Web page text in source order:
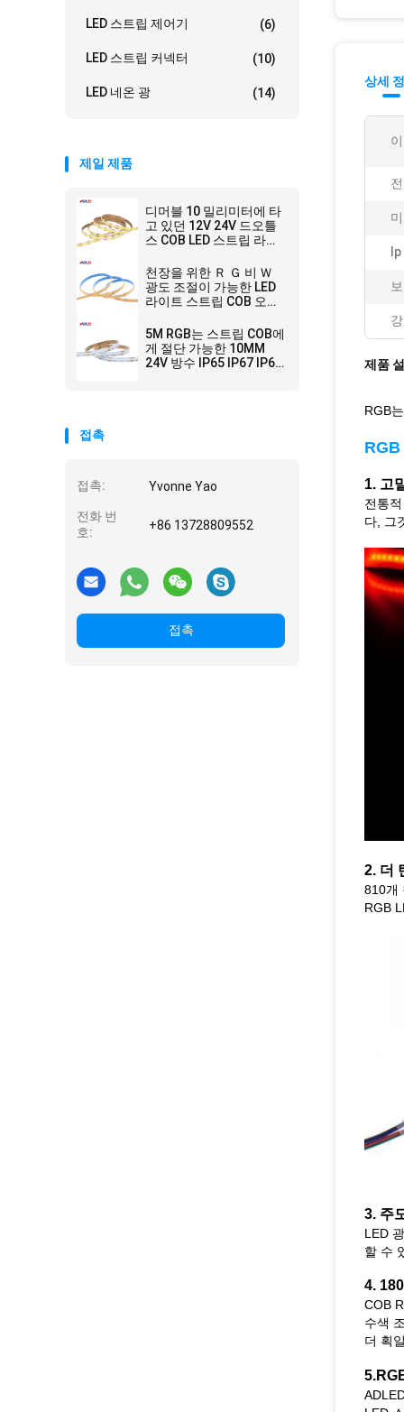
LED 스트립 제어기 (6)
LED 스트립 커넥터 (10)
LED 네온 광 (14)
제일 제품
디머블 10 밀리미터에 타
고 있던 12V 24V 드오틀
스 COB LED 스트립 라이
천장을 위한 Ｒ Ｇ 비 Ｗ
광도 조절이 가능한 LED
라이트 스트립 COB 오랫
5M RGB는 스트립 COB에
게 절단 가능한 10MM
24V 방수 IP65 IP67 IP68
접촉
접촉: Yvonne Yao
전화 번
호:
+86 13728809552
접촉
상세
제품
RGB
1. 고
전통
다, 그
2. 더
810개
RGB
3. 주
LED
할 수
4.
COB
수색
더 획